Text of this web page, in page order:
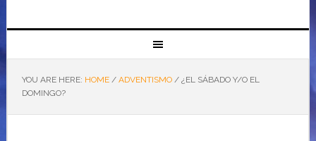
YOU ARE HERE: HOME / ADVENTISMO /¿EL SÁBADO Y/O EL
DOMINGO?